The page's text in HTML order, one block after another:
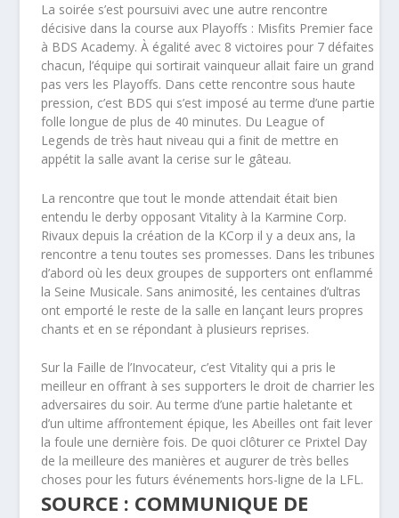
La soirée s’est poursuivi avec une autre rencontre
décisive dans la course aux Playoffs : Misfits Premier face
à BDS Academy. À égalité avec 8 victoires pour 7 défaites
chacun, l’équipe qui sortirait vainqueur allait faire un grand
pas vers les Playoffs. Dans cette rencontre sous haute
pression, c’est BDS qui s’est imposé au terme d’une partie
folle longue de plus de 40 minutes. Du League of
Legends de très haut niveau qui a finit de mettre en
appétit la salle avant la cerise sur le gâteau.
La rencontre que tout le monde attendait était bien
entendu le derby opposant Vitality à la Karmine Corp.
Rivaux depuis la création de la KCorp il y a deux ans, la
rencontre a tenu toutes ses promesses. Dans les tribunes
d’abord où les deux groupes de supporters ont enflammé
la Seine Musicale. Sans animosité, les centaines d’ultras
ont emporté le reste de la salle en lançant leurs propres
chants et en se répondant à plusieurs reprises.
Sur la Faille de l’Invocateur, c’est Vitality qui a pris le
meilleur en offrant à ses supporters le droit de charrier les
adversaires du soir. Au terme d’une partie haletante et
d’un ultime affrontement épique, les Abeilles ont fait lever
la foule une dernière fois. De quoi clôturer ce Prixtel Day
de la meilleure des manières et augurer de très belles
choses pour les futurs événements hors-ligne de la LFL.
SOURCE : COMMUNIQUE DE